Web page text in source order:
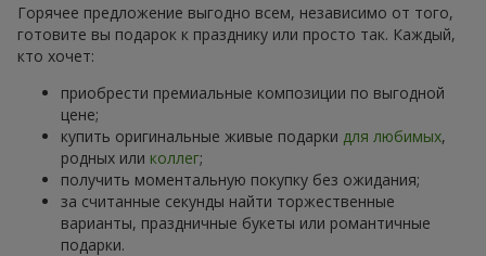
Горячее предложение выгодно всем, независимо от того,
готовите вы подарок к празднику или просто так. Каждый,
кто хочет:
приобрести премиальные композиции по выгодной
цене;
купить оригинальные живые подарки для любимых,
родных или коллег;
получить моментальную покупку без ожидания;
за считанные секунды найти торжественные
варианты, праздничные букеты или романтичные
подарки.